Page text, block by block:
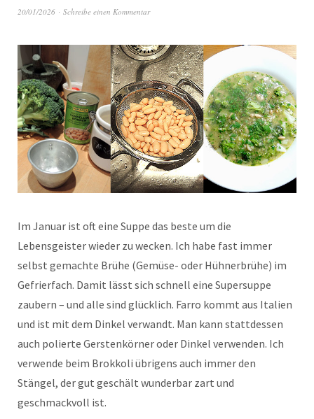
20/01/2026 Schreibe einen Kommentar
Im Januar ist oft eine Suppe das beste um die
Lebensgeister wieder zu wecken. Ich habe fast immer
selbst gemachte Brühe (Gemüse- oder Hühnerbrühe) im
Gefrierfach. Damit lässt sich schnell eine Supersuppe
zaubern – und alle sind glücklich. Farro kommt aus Italien
und ist mit dem Dinkel verwandt. Man kann stattdessen
auch polierte Gerstenkörner oder Dinkel verwenden. Ich
verwende beim Brokkoli übrigens auch immer den
Stängel, der gut geschält wunderbar zart und
geschmackvoll ist.